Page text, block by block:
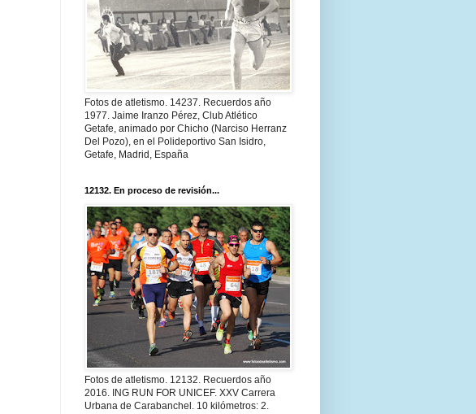
Fotos de atletismo. 14237. Recuerdos año
1977. Jaime Iranzo Pérez, Club Atlético
Getafe, animado por Chicho (Narciso Herranz
Del Pozo), en el Polideportivo San Isidro,
Getafe, Madrid, España
12132. En proceso de revisión...
Fotos de atletismo. 12132. Recuerdos año
2016. ING RUN FOR UNICEF. XXV Carrera
Urbana de Carabanchel. 10 kilómetros: 2.